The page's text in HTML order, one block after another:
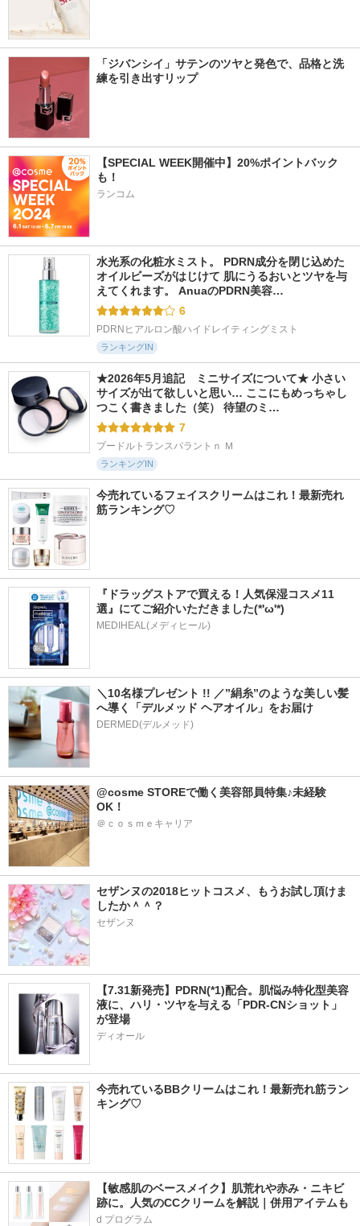
「ジバンシイ」サテンのツヤと発色で、品格と洗
練を引き出すリップ
【SPECIAL WEEK開催中】20%ポイントバック
も！
ランコム
水光系の化粧水ミスト。 PDRN成分を閉じ込めた
オイルビーズがはじけて 肌にうるおいとツヤを与
えてくれます。 AnuaのPDRN美容…
6
PDRNヒアルロン酸ハイドレイティングミスト
ランキングIN
★2026年5月追記　ミニサイズについて★ 小さい
サイズが出て欲しいと思い… ここにもめっちゃし
つこく書きました（笑） 待望のミ…
7
プードルトランスパラントｎ Ｍ
ランキングIN
今売れているフェイスクリームはこれ！最新売れ
筋ランキング♡
『ドラッグストアで買える！人気保湿コスメ11
選』にてご紹介いただきました(*'ω'*)
MEDIHEAL(メディヒール)
＼10名様プレゼント !! ／”絹糸”のような美しい髪
へ導く「デルメッド ヘアオイル」をお届け
DERMED(デルメッド)
@cosme STOREで働く美容部員特集♪未経験
OK！
＠ｃｏｓｍｅキャリア
セザンヌの2018ヒットコスメ、もうお試し頂けま
したか＾＾？
セザンヌ
【7.31新発売】PDRN(*1)配合。肌悩み特化型美容
液に、ハリ・ツヤを与える「PDR-CNショット」
が登場
ディオール
今売れているBBクリームはこれ！最新売れ筋ラン
キング♡
【敏感肌のベースメイク】肌荒れや赤み・ニキビ
跡に。人気のCCクリームを解説｜併用アイテムも
d プログラム